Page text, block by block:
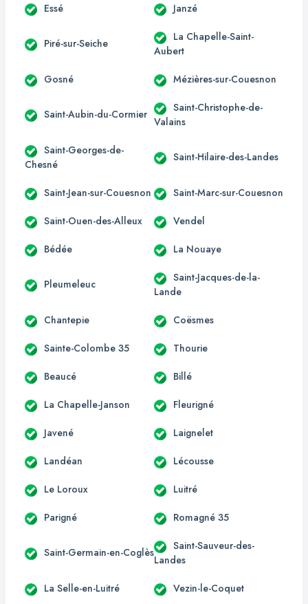
Essé Janzé
Piré-sur-Seiche
La Chapelle-Saint-
Aubert
Gosné Mézières-sur-Couesnon
Saint-Aubin-du-Cormier
Saint-Christophe-de-
Valains
Saint-Georges-de-
Chesné
Saint-Hilaire-des-Landes
Saint-Jean-sur-Couesnon Saint-Marc-sur-Couesnon
Saint-Ouen-des-Alleux Vendel
Bédée La Nouaye
Pleumeleuc
Saint-Jacques-de-la-
Lande
Chantepie Coësmes
Sainte-Colombe 35 Thourie
Beaucé Billé
La Chapelle-Janson Fleurigné
Javené Laignelet
Landéan Lécousse
Le Loroux Luitré
Parigné Romagné 35
Saint-Germain-en-Coglès
Saint-Sauveur-des-
Landes
La Selle-en-Luitré Vezin-le-Coquet